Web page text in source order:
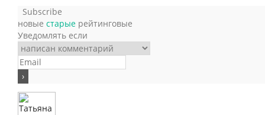
Subscribe
новые старые рейтинговые
Уведомлять если